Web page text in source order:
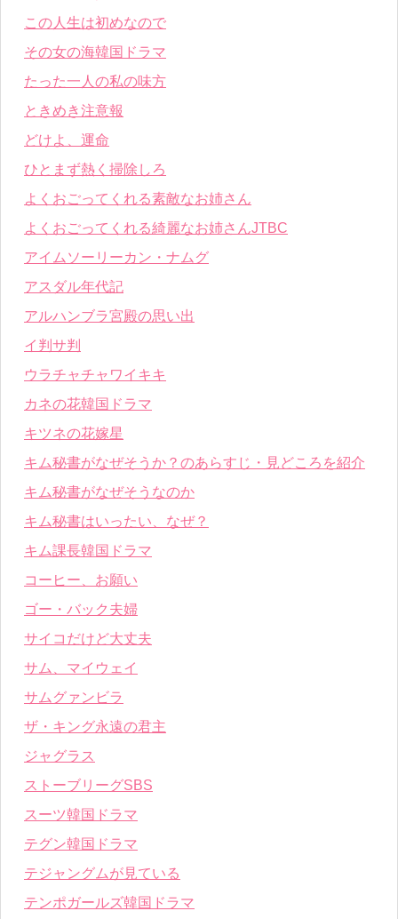
この人生は初めなので
その女の海韓国ドラマ
たった一人の私の味方
ときめき注意報
どけよ、運命
ひとまず熱く掃除しろ
よくおごってくれる素敵なお姉さん
よくおごってくれる綺麗なお姉さんJTBC
アイムソーリーカン・ナムグ
アスダル年代記
アルハンブラ宮殿の思い出
イ判サ判
ウラチャチャワイキキ
カネの花韓国ドラマ
キツネの花嫁星
キム秘書がなぜそうか？のあらすじ・見どころを紹介
キム秘書がなぜそうなのか
キム秘書はいったい、なぜ？
キム課長韓国ドラマ
コーヒー、お願い
ゴー・バック夫婦
サイコだけど大丈夫
サム、マイウェイ
サムグァンビラ
ザ・キング永遠の君主
ジャグラス
ストーブリーグSBS
スーツ韓国ドラマ
テグン韓国ドラマ
テジャングムが見ている
テンポガールズ韓国ドラマ